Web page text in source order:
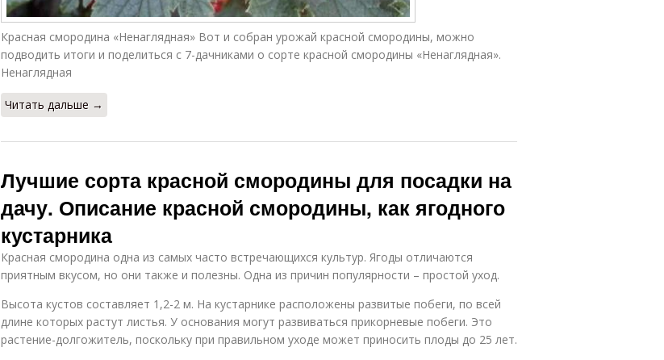
Красная смородина «Ненаглядная» Вот и собран урожай красной смородины, можно
подводить итоги и поделиться с 7-дачниками о сорте красной смородины «Ненаглядная».
Ненаглядная
Читать дальше →
Лучшие сорта красной смородины для посадки на
дачу. Описание красной смородины, как ягодного
кустарника
Красная смородина одна из самых часто встречающихся культур. Ягоды отличаются
приятным вкусом, но они также и полезны. Одна из причин популярности – простой уход.
Высота кустов составляет 1,2-2 м. На кустарнике расположены развитые побеги, по всей
длине которых растут листья. У основания могут развиваться прикорневые побеги. Это
растение-долгожитель, поскольку при правильном уходе может приносить плоды до 25 лет.